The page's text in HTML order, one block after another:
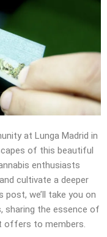
at Lunga Madrid in
of this beautiful
enthusiasts
cultivate a deeper
we’ll take you on
sharing the essence of
offers to members.